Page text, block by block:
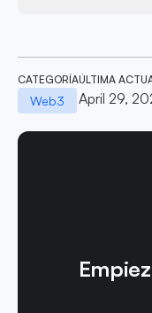
CATEGORÍA
Web3
ÚLTIMA
April 29,